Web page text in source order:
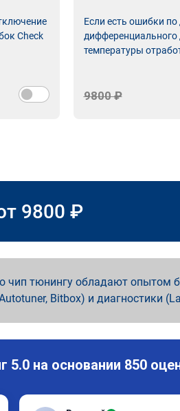
Check
Если есть ошибки
дифференциального
температуры
9800 ₽
9800 ₽
чип тюнингу обладают опытом
Bitbox) и диагностики
5.0 на основании 850